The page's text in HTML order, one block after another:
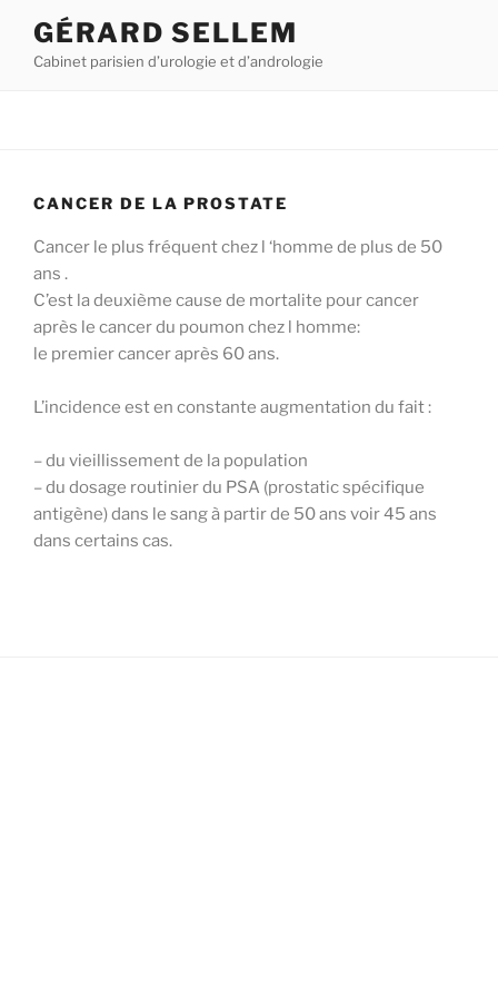
contenu
GÉRARD SELLEM
Cabinet parisien d’urologie et d’andrologie
CANCER DE LA PROSTATE
Cancer le plus fréquent chez l ‘homme de plus de 50
ans .
C’est la deuxième cause de mortalite pour cancer
après le cancer du poumon chez l homme:
le premier cancer après 60 ans.
L’incidence est en constante augmentation du fait :
– du vieillissement de la population
– du dosage routinier du PSA (prostatic spécifique
antigène) dans le sang à partir de 50 ans voir 45 ans
dans certains cas.